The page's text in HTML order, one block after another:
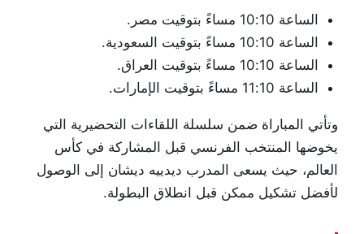
الساعة 10:10 مساءً بتوقيت مصر.
الساعة 10:10 مساءً بتوقيت السعودية.
الساعة 10:10 مساءً بتوقيت العراق.
الساعة 11:10 مساءً بتوقيت الإمارات.
وتأتي المباراة ضمن سلسلة اللقاءات التحضيرية التي
يخوضها المنتخب الفرنسي قبل المشاركة في كأس
العالم، حيث يسعى المدرب ديدييه ديشان إلى الوصول
لأفضل تشكيل ممكن قبل انطلاق البطولة.